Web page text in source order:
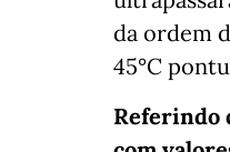
da ordem
45°C
Referindo